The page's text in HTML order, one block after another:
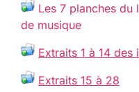
Les 7 planches du
de musique
Extraits 1 à 14
Extraits 15 à 28